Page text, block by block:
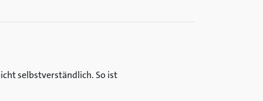
selbstverständlich. So ist